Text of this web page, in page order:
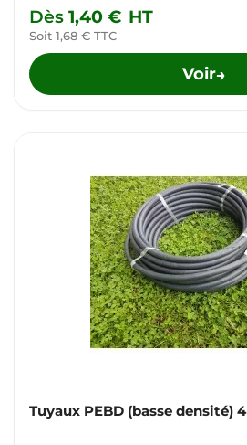
Dès 1,40 € HT
Soit 1,68 € TTC
Voir→
Tuyaux PEBD (basse densité)